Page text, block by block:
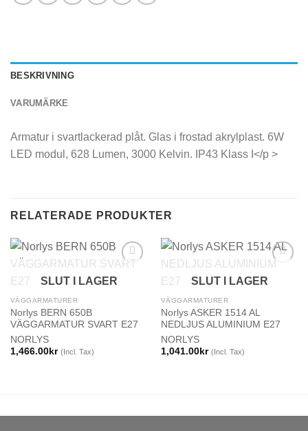
BESKRIVNING
VARUMÄRKE
Armatur i svartlackerad plåt. Glas i frostad akrylplast. 6W
LED modul, 628 Lumen, 3000 Kelvin. IP43 Klass I</p >
RELATERADE PRODUKTER
SLUT I LAGER
VÄGGARMATURER
Norlys BERN 650B
VÄGGARMATUR SVART E27
NORLYS
1,466.00kr (Incl. Tax)
SLUT I LAGER
VÄGGARMATURER
Norlys ASKER 1514 AL
NEDLJUS ALUMINIUM E27
NORLYS
1,041.00kr (Incl. Tax)